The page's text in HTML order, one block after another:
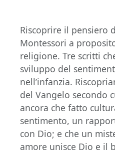
Riscoprire il pensiero
Montessori a
religione. Tre scritti
sviluppo del
nell’infanzia.
del Vangelo secondo
ancora che fatto
sentimento, un
con Dio; e che un
amore unisce Dio e il